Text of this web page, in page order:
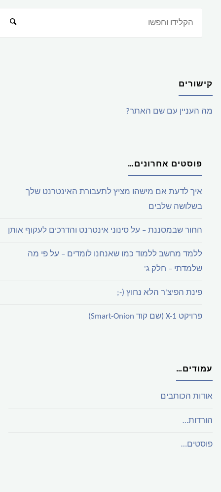
קישורים
מה העניין עם שם האתר?
פוסטים אחרונים…
איך לדעת אם מישהו מציץ לתעבורת האינטרנט שלך
בשלושה שלבים
החור שבמסננת – על סינוני אינטרנט והדרכים לעקוף אותן
ללמד מחשב ללמוד כמו שאנחנו לומדים – על פי מה
שלמדתי – חלק ג'
פינת הפיצ'ר הלא נחוץ (-;
פרויקט X-1 (שם קוד Smart-Onion)
עמודים…
אודות הכותבים
הורדות…
פוסטים…